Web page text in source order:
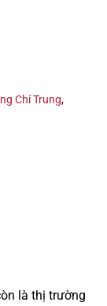
Chí Trung,
là thị trường